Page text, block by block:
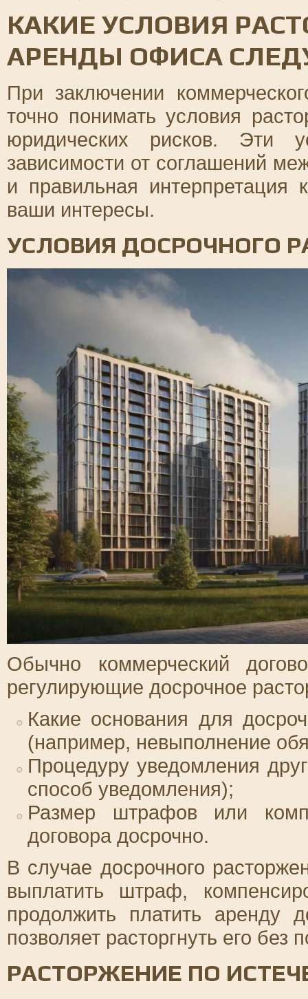
КАКИЕ УСЛОВИЯ
АРЕНДЫ ОФИСА
При заключении
точно понимать условия
юридических рисков. Эти
зависимости от соглашений
и правильная интерпретация
ваши интересы.
УСЛОВИЯ ДОСРОЧНОГО
Обычно коммерческий
регулирующие досрочное
Какие основания для
(например, невыполнение
Процедуру уведомления
способ уведомления);
Размер штрафов или
договора досрочно.
В случае досрочного
выплатить штраф,
продолжить платить аренду
позволяет расторгнуть его без
РАСТОРЖЕНИЕ ПО